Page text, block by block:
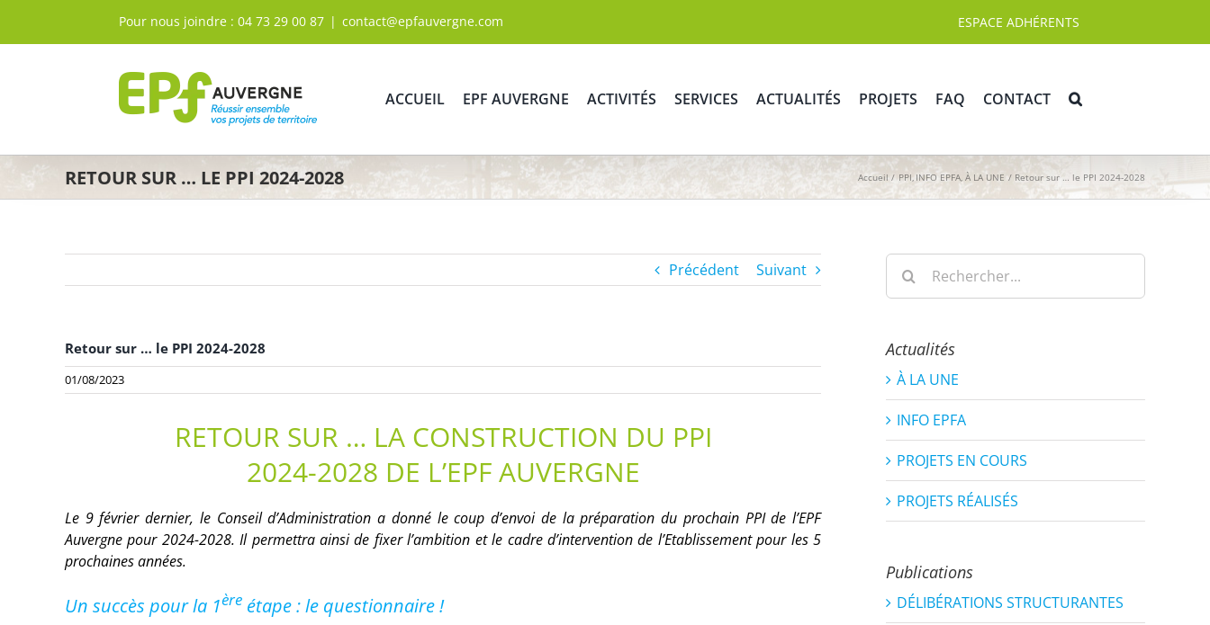
Pour nous joindre : 04 73 29 00 87 | contact@epfauvergne.com ESPACE ADHÉRENTS
ACCUEIL EPF AUVERGNE ACTIVITÉS SERVICES ACTUALITÉS PROJETS FAQ CONTACT
RETOUR SUR … LE PPI 2024-2028 Accueil PPI INFO EPFA À LA UNE Retour sur … le PPI 2024-2028
Précédent Suivant
Retour sur … le PPI 2024-2028
01/08/2023
RETOUR SUR … LA CONSTRUCTION DU PPI
2024-2028 DE L’EPF AUVERGNE
Le 9 février dernier, le Conseil d’Administration a donné le coup d’envoi de la préparation du prochain PPI de l’EPF
Auvergne pour 2024-2028. Il permettra ainsi de fixer l’ambition et le cadre d’intervention de l’Etablissement pour les 5
prochaines années.
Un succès pour la 1èreétape : le questionnaire !
Rechercher:
Actualités
À LA UNE
INFO EPFA
PROJETS EN COURS
PROJETS RÉALISÉS
Publications
DÉLIBÉRATIONS STRUCTURANTES